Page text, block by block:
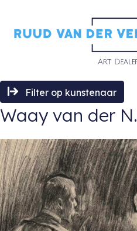
Filter op kunstenaar
Waay van der N.